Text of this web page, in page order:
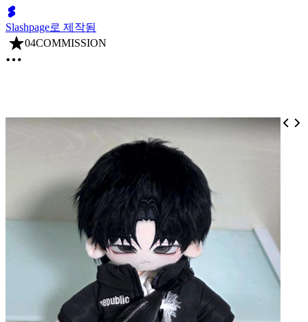
Slashpage로 제작됨
04COMMISSION